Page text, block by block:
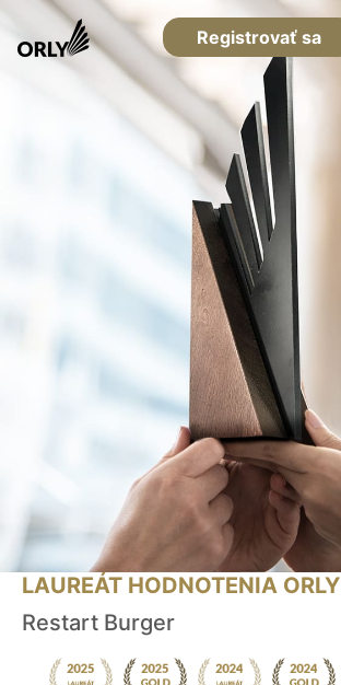
Registrovať sa
LAUREÁT HODNOTENIA ORLY
Restart Burger